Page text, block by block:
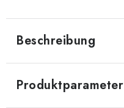
Beschreibung
Produktparameter